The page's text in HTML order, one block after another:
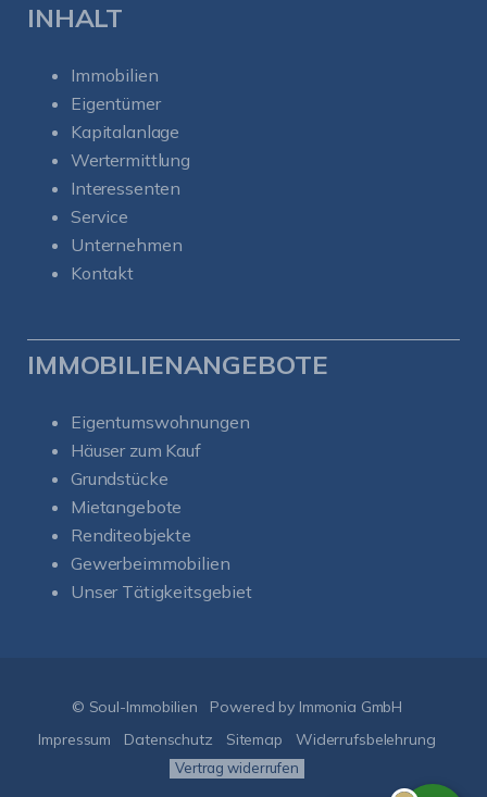
INHALT
Immobilien
Eigentümer
Kapitalanlage
Wertermittlung
Interessenten
Service
Unternehmen
Kontakt
IMMOBILIENANGEBOTE
Eigentumswohnungen
Häuser zum Kauf
Grundstücke
Mietangebote
Renditeobjekte
Gewerbeimmobilien
Unser Tätigkeitsgebiet
© Soul-Immobilien
Powered by Immonia GmbH
Impressum
Datenschutz Sitemap Widerrufsbelehrung
Vertrag widerrufen
100
%
ProvenExpert.com
5,00
/
5,00